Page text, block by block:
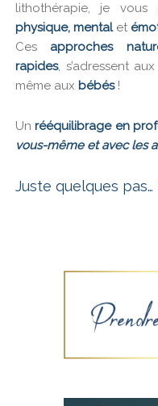
lithothérapie, je
physique, mentalet
Ces approches
rapides, s’adressent aux
même aux bébés!
Unrééquilibrage en
vous-même et avec les
Juste quelques pas…